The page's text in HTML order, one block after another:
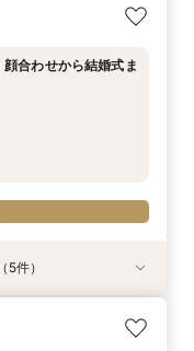
切な家族と緑溢れる
ース試食付き
切な家族と緑溢れる
ース試食付き
宅でOK★】オンライ
】熊本の自然溢れ
ディング
ェルカムベビー会
堪能♪お子様と一緒の
ギフト1万円付
ペル×大人気！
婚／2027年4月迄が
内ALL見学&徹底相
顔合わせから結婚式ま
ェルカムベビー会
堪能♪お子様と一緒の
宅でOK★】オンライ
】熊本の自然溢れ
ディング
】豪華5品3万円コー
談会
見】黒毛和牛5品無
約で4万円相当の宿泊
件）